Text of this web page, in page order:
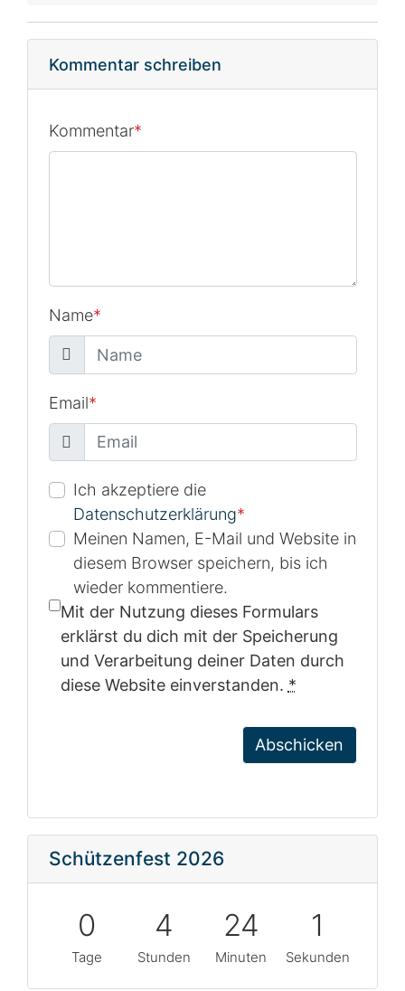
Kommentar schreiben
Kommentar*
Name*
Email*
Ich akzeptiere die
Datenschutzerklärung*
Meinen Namen, E-Mail und Website in
diesem Browser speichern, bis ich
wieder kommentiere.
Mit der Nutzung dieses Formulars
erklärst du dich mit der Speicherung
und Verarbeitung deiner Daten durch
diese Website einverstanden. *
Schützenfest 2026
0 4 24 1
Tage Stunden Minuten Sekunden